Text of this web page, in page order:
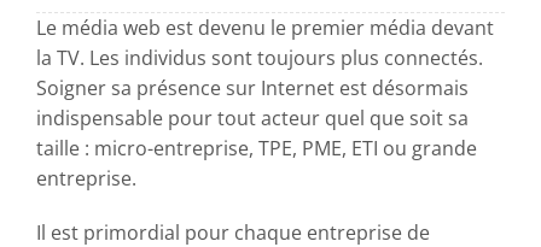
Le média web est devenu le premier média devant
la TV. Les individus sont toujours plus connectés.
Soigner sa présence sur Internet est désormais
indispensable pour tout acteur quel que soit sa
taille : micro-entreprise, TPE, PME, ETI ou grande
entreprise.
Il est primordial pour chaque entreprise de